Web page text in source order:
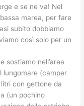
e se ne va! Nel
marea, per fare
subito dobbiamo
così solo per un
sostiamo nell’area
lungomare (camper
con gettone da
(un pochino